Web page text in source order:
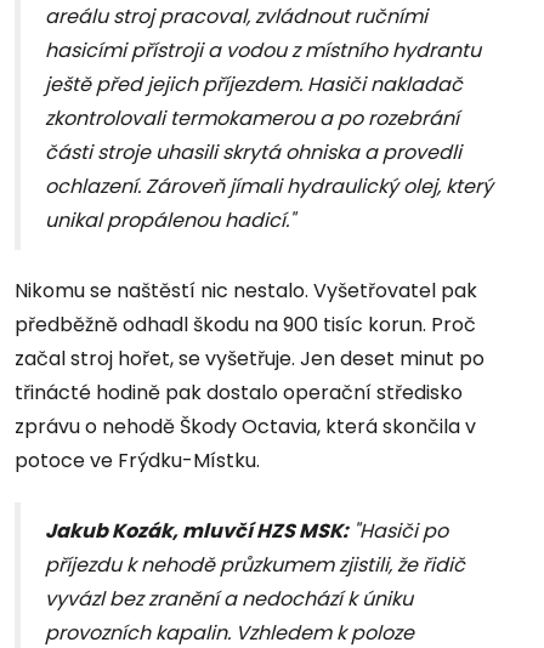
areálu stroj pracoval, zvládnout ručními
hasicími přístroji a vodou z místního hydrantu
ještě před jejich příjezdem. Hasiči nakladač
zkontrolovali termokamerou a po rozebrání
části stroje uhasili skrytá ohniska a provedli
ochlazení. Zároveň jímali hydraulický olej, který
unikal propálenou hadicí."
Nikomu se naštěstí nic nestalo. Vyšetřovatel pak
předběžně odhadl škodu na 900 tisíc korun. Proč
začal stroj hořet, se vyšetřuje. Jen deset minut po
třinácté hodině pak dostalo operační středisko
zprávu o nehodě Škody Octavia, která skončila v
potoce ve Frýdku-Místku.
Jakub Kozák, mluvčí HZS MSK:"Hasiči po
příjezdu k nehodě průzkumem zjistili, že řidič
vyvázl bez zranění a nedochází k úniku
provozních kapalin. Vzhledem k poloze